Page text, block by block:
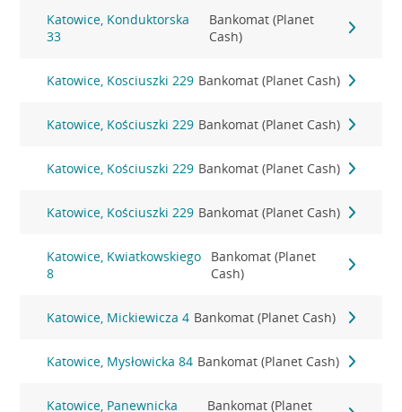
Katowice, Konduktorska
33
Bankomat (Planet
Cash)
Katowice, Kosciuszki 229 Bankomat (Planet Cash)
Katowice, Kościuszki 229 Bankomat (Planet Cash)
Katowice, Kościuszki 229 Bankomat (Planet Cash)
Katowice, Kościuszki 229 Bankomat (Planet Cash)
Katowice, Kwiatkowskiego
8
Bankomat (Planet
Cash)
Katowice, Mickiewicza 4 Bankomat (Planet Cash)
Katowice, Mysłowicka 84 Bankomat (Planet Cash)
Katowice, Panewnicka
Bankomat (Planet